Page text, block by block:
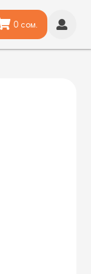
0 сом.